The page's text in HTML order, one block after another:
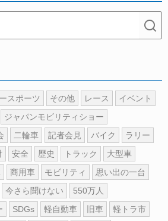
スポーツ その他 レース
イベント
ジャパンモビリティショー
二輪車 記者会見 バイク
ラリー
安全 歴史 トラック
大型車
商用車 モビリティ
思い出の一台
今さら聞けない
550万人
SDGs 軽自動車 旧車
軽トラ市